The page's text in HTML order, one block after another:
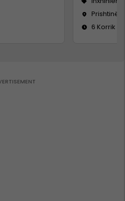
Prishtinë
6 Korrik